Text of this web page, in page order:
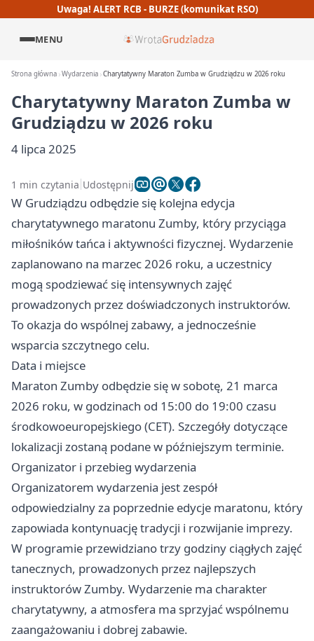
Uwaga! ALERT RCB - BURZE (komunikat RSO)
MENU
Strona główna Wydarzenia Charytatywny Maraton Zumba w Grudziądzu w 2026 roku
Charytatywny Maraton Zumba w
Grudziądzu w 2026 roku
4 lipca 2025
1 min czytania Udostępnij
W Grudziądzu odbędzie się kolejna edycja
charytatywnego maratonu Zumby, który przyciąga
miłośników tańca i aktywności fizycznej. Wydarzenie
zaplanowano na marzec 2026 roku, a uczestnicy
mogą spodziewać się intensywnych zajęć
prowadzonych przez doświadczonych instruktorów.
To okazja do wspólnej zabawy, a jednocześnie
wsparcia szczytnego celu.
Data i miejsce
Maraton Zumby odbędzie się w sobotę, 21 marca
2026 roku, w godzinach od 15:00 do 19:00 czasu
środkowoeuropejskiego (CET). Szczegóły dotyczące
lokalizacji zostaną podane w późniejszym terminie.
Organizator i przebieg wydarzenia
Organizatorem wydarzenia jest zespół
odpowiedzialny za poprzednie edycje maratonu, który
zapowiada kontynuację tradycji i rozwijanie imprezy.
W programie przewidziano trzy godziny ciągłych zajęć
tanecznych, prowadzonych przez najlepszych
instruktorów Zumby. Wydarzenie ma charakter
charytatywny, a atmosfera ma sprzyjać wspólnemu
zaangażowaniu i dobrej zabawie.